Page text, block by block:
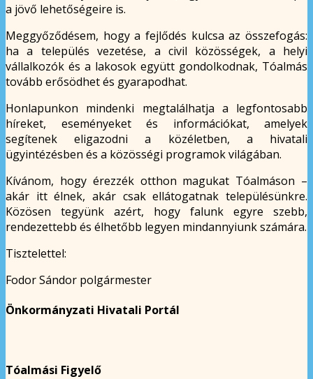
a jövő lehetőségeire is.
Meggyőződésem, hogy a fejlődés kulcsa az összefogás:
ha a település vezetése, a civil közösségek, a helyi
vállalkozók és a lakosok együtt gondolkodnak, Tóalmás
tovább erősödhet és gyarapodhat.
Honlapunkon mindenki megtalálhatja a legfontosabb
híreket, eseményeket és információkat, amelyek
segítenek eligazodni a közéletben, a hivatali
ügyintézésben és a közösségi programok világában.
Kívánom, hogy érezzék otthon magukat Tóalmáson –
akár itt élnek, akár csak ellátogatnak településünkre.
Közösen tegyünk azért, hogy falunk egyre szebb,
rendezettebb és élhetőbb legyen mindannyiunk számára.
Tisztelettel:
Fodor Sándor polgármester
Önkormányzati Hivatali Portál
Tóalmási Figyelő